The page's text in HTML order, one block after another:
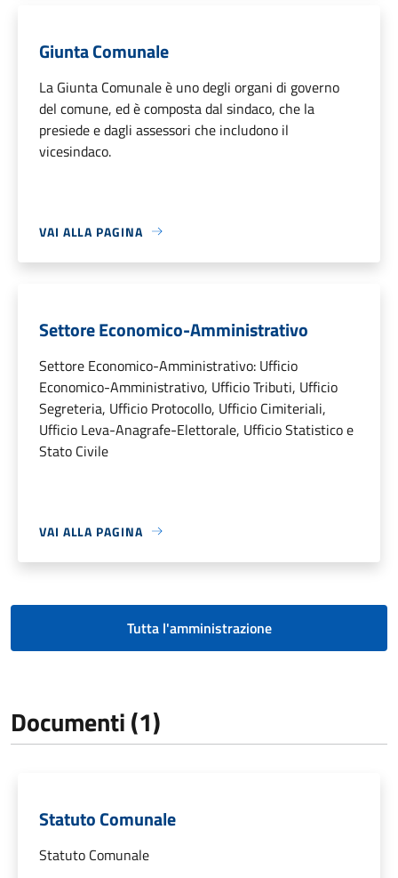
Giunta Comunale
La Giunta Comunale è uno degli organi di governo
del comune, ed è composta dal sindaco, che la
presiede e dagli assessori che includono il
vicesindaco.
VAI ALLA PAGINA
Settore Economico-Amministrativo
Settore Economico-Amministrativo: Ufficio
Economico-Amministrativo, Ufficio Tributi, Ufficio
Segreteria, Ufficio Protocollo, Ufficio Cimiteriali,
Ufficio Leva-Anagrafe-Elettorale, Ufficio Statistico e
Stato Civile
VAI ALLA PAGINA
Tutta l'amministrazione
Documenti (1)
Statuto Comunale
Statuto Comunale